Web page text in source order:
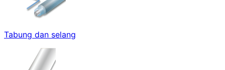
Tabung dan selang